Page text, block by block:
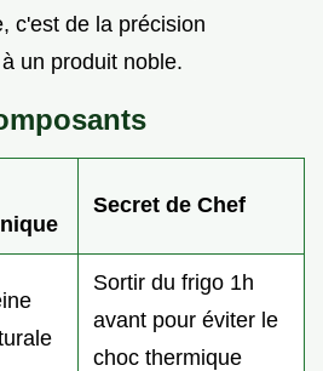
c'est de la précision
un produit noble.
Secret de Chef
Sortir du frigo 1h
avant pour éviter le
choc thermique